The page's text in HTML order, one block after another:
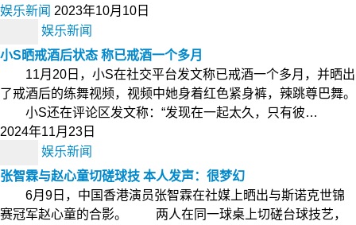
娱乐新闻 2023年10月10日
娱乐新闻
小S晒戒酒后状态 称已戒酒一个多月
11月20日，小S在社交平台发文称已戒酒一个多月，并晒出
了戒酒后的练舞视频，视频中她身着红色紧身裤，辣跳尊巴舞。
小S还在评论区发文称：“发现在一起太久，只有彼…
2024年11月23日
娱乐新闻
张智霖与赵心童切磋球技 本人发声：很梦幻
6月9日，中国香港演员张智霖在社媒上晒出与斯诺克世锦
赛冠军赵心童的合影。 两人在同一球桌上切磋台球技艺，